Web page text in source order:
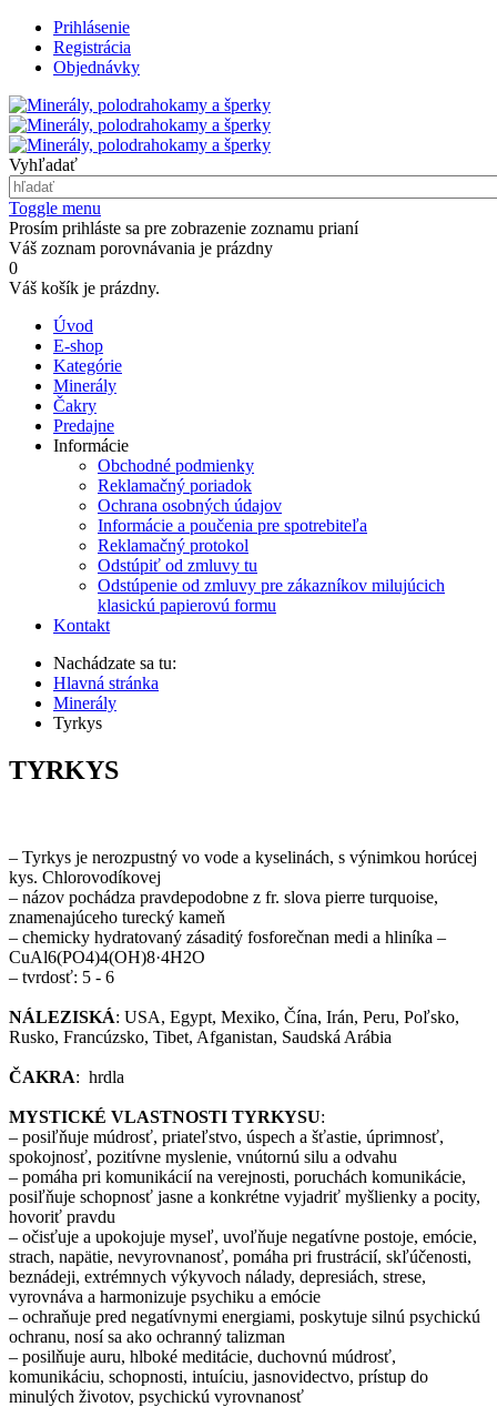
Prihlásenie
Registrácia
Objednávky
Vyhľadať
Toggle menu
Prosím prihláste sa pre zobrazenie zoznamu prianí
Váš zoznam porovnávania je prázdny
0
Váš košík je prázdny.
Úvod
E-shop
Kategórie
Minerály
Čakry
Predajne
Informácie
Obchodné podmienky
Reklamačný poriadok
Ochrana osobných údajov
Informácie a poučenia pre spotrebiteľa
Reklamačný protokol
Odstúpiť od zmluvy tu
Odstúpenie od zmluvy pre zákazníkov milujúcich
klasickú papierovú formu
Kontakt
Nachádzate sa tu:
Hlavná stránka
Minerály
Tyrkys
TYRKYS
– Tyrkys je nerozpustný vo vode a kyselinách, s výnimkou horúcej
kys. Chlorovodíkovej
– názov pochádza pravdepodobne z fr. slova pierre turquoise,
znamenajúceho turecký kameň
– chemicky hydratovaný zásaditý fosforečnan medi a hliníka –
CuAl6(PO4)4(OH)8·4H2O
– tvrdosť: 5 - 6
NÁLEZISKÁ: USA, Egypt, Mexiko, Čína, Irán, Peru, Poľsko,
Rusko, Francúzsko, Tibet, Afganistan, Saudská Arábia
ČAKRA: hrdla
MYSTICKÉ VLASTNOSTI TYRKYSU:
– posiľňuje múdrosť, priateľstvo, úspech a šťastie, úprimnosť,
spokojnosť, pozitívne myslenie, vnútornú silu a odvahu
– pomáha pri komunikácií na verejnosti, poruchách komunikácie,
posiľňuje schopnosť jasne a konkrétne vyjadriť myšlienky a pocity,
hovoriť pravdu
– očisťuje a upokojuje myseľ, uvoľňuje negatívne postoje, emócie,
strach, napätie, nevyrovnanosť, pomáha pri frustrácií, skľúčenosti,
beznádeji, extrémnych výkyvoch nálady, depresiách, strese,
vyrovnáva a harmonizuje psychiku a emócie
– ochraňuje pred negatívnymi energiami, poskytuje silnú psychickú
ochranu, nosí sa ako ochranný talizman
– posilňuje auru, hlboké meditácie, duchovnú múdrosť,
komunikáciu, schopnosti, intuíciu, jasnovidectvo, prístup do
minulých životov, psychickú vyrovnanosť